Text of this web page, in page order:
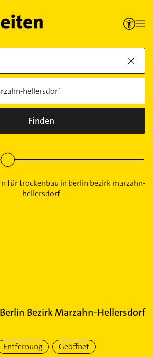
Finden
Berlin Bezirk Marzahn-Hellersdorf
Entfernung Geöffnet